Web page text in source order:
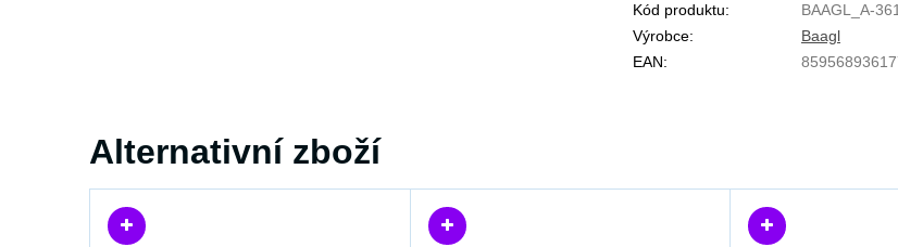
Kód produktu:
BAAGL_A-
Výrobce:
Baagl
EAN:
Alternativní zboží